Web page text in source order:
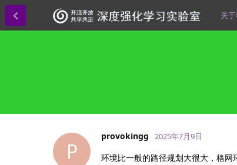
关
P
provokingg 2025年7月9日
环境比一般的路径规划大很大，格